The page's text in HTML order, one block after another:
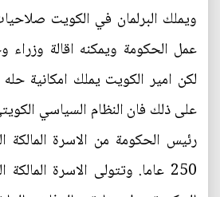
ويملك البرلمان في الكويت
عمل الحكومة ويمكنه اقالة
لكن امير الكويت يملك امكانية
على ذلك فان النظام السياسي
رئيس الحكومة من الاسرة المالكة
250 عاما. وتتولى الاسرة